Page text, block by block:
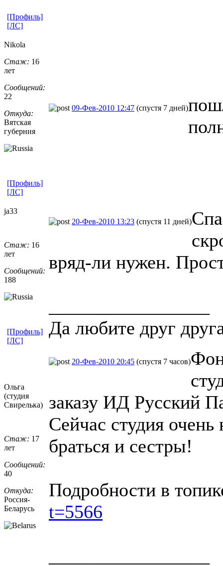
[Профиль]
[ЛС]
Nikola
Стаж: 16
лет
Сообщений:
22
Откуда:
Вятская
губерния
09-Фев-2010 12:47 (спустя 7 дней)
[Профиль]
[ЛС]
ja33
Стаж: 16
лет
Сообщений:
188
20-Фев-2010 13:23 (спустя 11 дней)
вряд-ли нужен.
Да любите друг
[Профиль]
[ЛС]
Ольга
(студия
Свирелька)
Стаж: 17
лет
Сообщений:
40
Откуда:
Россия-
Белар​усь
20-Фев-2010 20:45 (спустя 7 часов)
заказу ИД Русский
Сейчас студия
браться и сестры!
Подробности в
t=5566